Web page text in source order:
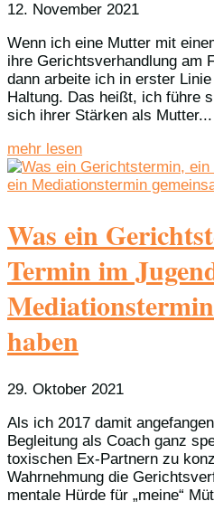
12. November 2021
Wenn ich eine Mutter mit
ihre Gerichtsverhandlung am
dann arbeite ich in erster
Haltung. Das heißt, ich führe
sich ihrer Stärken als Mutter...
mehr lesen
Was ein
Termin im
haben
29. Oktober 2021
Als ich 2017 damit
Begleitung als Coach ganz
toxischen Ex-Partnern zu
Wahrnehmung die
mentale Hürde für „meine“